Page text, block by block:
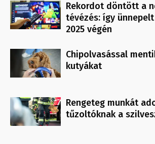
Rekordot döntött a
tévézés: így
2025 végén
Chipolvasással
kutyákat
Rengeteg munkát
tűzoltóknak a